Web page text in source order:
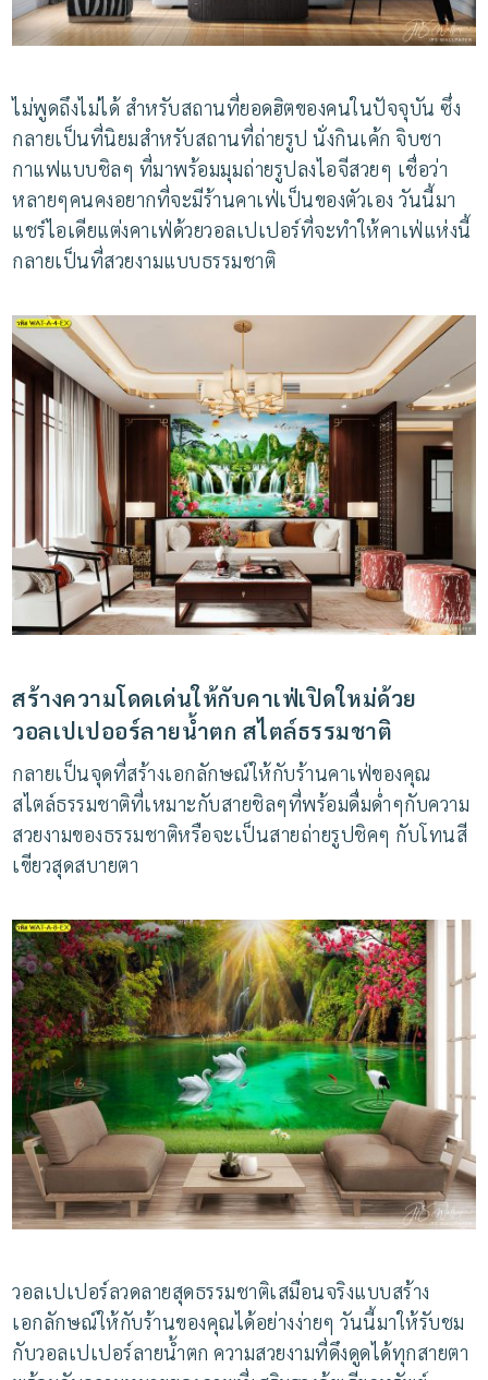
ไม่พูดถึงไม่ได้ สำหรับสถานที่ยอดฮิตของคนในปัจจุบัน ซึ่ง
กลายเป็นที่นิยมสำหรับสถานที่ถ่ายรูป นั่งกินเค้ก จิบชา
กาแฟแบบชิลๆ ที่มาพร้อมมุมถ่ายรูปลงไอจีสวยๆ เชื่อว่า
หลายๆคนคงอยากที่จะมีร้านคาเฟ่เป็นของตัวเอง วันนี้มา
แชร์ไอเดียแต่งคาเฟ่ด้วยวอลเปเปอร์ที่จะทำให้คาเฟ่แห่งนี้
กลายเป็นที่สวยงามแบบธรรมชาติ
สร้างความโดดเด่นให้กับคาเฟ่เปิดใหม่ด้วย
วอลเปเปออร์ลายน้ำตก สไตล์ธรรมชาติ
กลายเป็นจุดที่สร้างเอกลักษณ์ให้กับร้านคาเฟ่ของคุณ
สไตล์ธรรมชาติที่เหมาะกับสายชิลๆที่พร้อมดื่มด่ำๆกับความ
สวยงามของธรรมชาติหรือจะเป็นสายถ่ายรูปชิคๆ กับโทนสี
เขียวสุดสบายตา
วอลเปเปอร์ลวดลายสุดธรรมชาติเสมือนจริงแบบสร้าง
เอกลักษณ์ให้กับร้านของคุณได้อย่างง่ายๆ วันนี้มาให้รับชม
กับวอลเปเปอร์ลายน้ำตก ความสวยงามที่ดึงดูดได้ทุกสายตา